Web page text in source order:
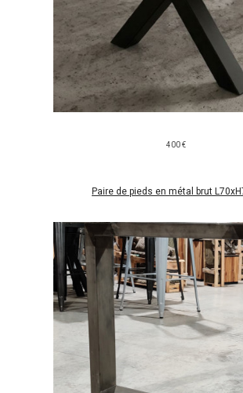
400 €
Paire de pieds en métal brut